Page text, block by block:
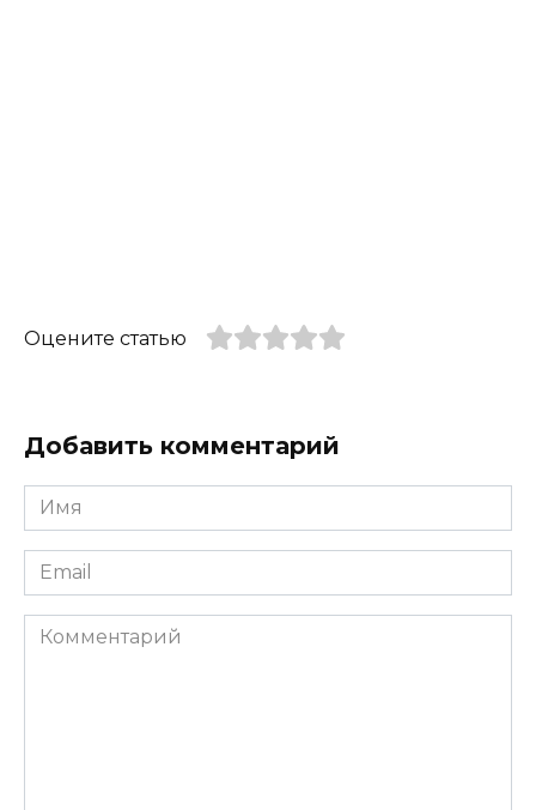
Оцените статью
Добавить комментарий
Имя
*
Email
*
Комментарий